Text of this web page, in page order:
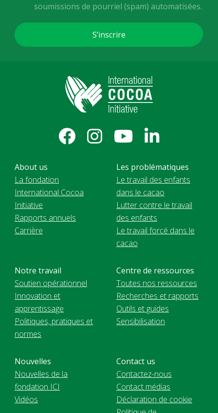
soumissions de pourriel (spam) automatisées.
About us
La fondation
International Cocoa
Initiative
Rapports annuels
Carrière
Les problématiques
Le travail des enfants
dans le cacao
Lutter contre le travail
des enfants
Le travail forcé dans le
cacao
Notre travail
Soutien opérationnel
Innovation et
apprentissage
Politiques, pratiques et
normes
Centre de ressources
Toutes nos ressources
Recherches et rapports
Outils et guides
Sensibilisation
Nouvelles
Nouvelles de la
fondation ICI
Vidéos
Contact us
Contactez-nous
Contact médias
Déclaration de cookie